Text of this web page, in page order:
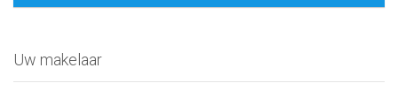
Uw makelaar